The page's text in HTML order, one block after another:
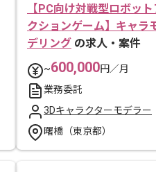
【PC向け対戦型ロボット
クションゲーム】キャラ
デリング の求人・案件
~600,000円／月
業務委託
3Dキャラクターモデラー
曙橋（東京都）